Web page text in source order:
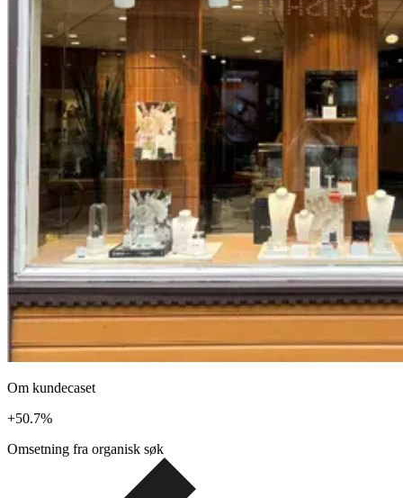
Om kundecaset
+50.7%
Omsetning fra organisk søk